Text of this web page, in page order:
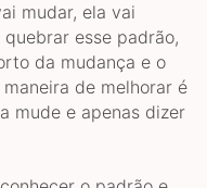
mudar, ela vai
esse padrão,
da mudança e o
de melhorar é
mude e apenas dizer